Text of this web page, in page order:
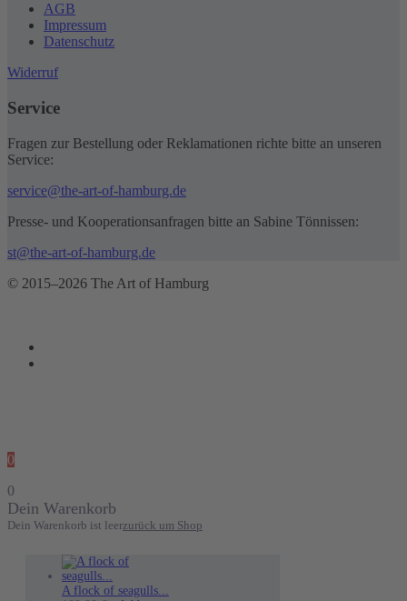
AGB
Impressum
Datenschutz
Widerruf
Service
Fragen zur Bestellung oder Reklamationen richte bitte an unseren
Service:
service@the-art-of-hamburg.de
Presse- und Kooperationsanfragen bitte an Sabine Tönnissen:
st@the-art-of-hamburg.de
© 2015–2026 The Art of Hamburg
0
0
Dein Warenkorb
Dein Warenkorb ist leerzurück um Shop
A flock of seagulls...